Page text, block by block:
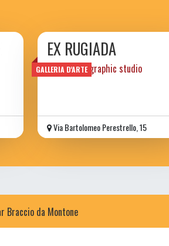
GALLERIA D'ARTE
EX RUGIADA
art & photographic studio
Via Bartolomeo Perestrello, 15